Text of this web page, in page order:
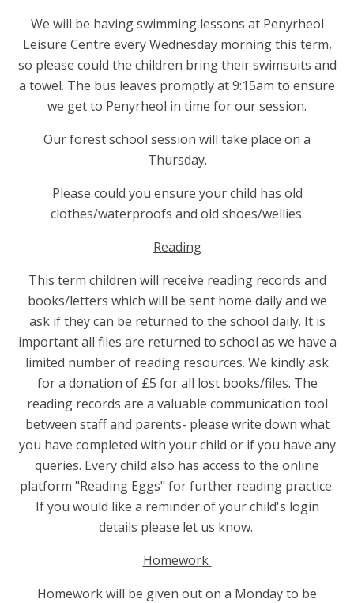
We will be having swimming lessons at Penyrheol
Leisure Centre every Wednesday morning this term,
so please could the children bring their swimsuits and
a towel. The bus leaves promptly at 9:15am to ensure
we get to Penyrheol in time for our session.
Our forest school session will take place on a
Thursday.
Please could you ensure your child has old
clothes/waterproofs and old shoes/wellies.
Reading
This term children will receive reading records and
books/letters which will be sent home daily and we
ask if they can be returned to the school daily. It is
important all files are returned to school as we have a
limited number of reading resources. We kindly ask
for a donation of £5 for all lost books/files. The
reading records are a valuable communication tool
between staff and parents- please write down what
you have completed with your child or if you have any
queries. Every child also has access to the online
platform "Reading Eggs" for further reading practice.
If you would like a reminder of your child's login
details please let us know.
Homework
Homework will be given out on a Monday to be